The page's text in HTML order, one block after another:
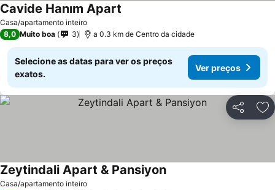
Casa/apartamento inteiro
Cavide Hanım Apart
8,0 Muito boa 3 a 0.3 km de Centro da cidade
Selecione as datas para ver os preços
exatos.
Ver preços
Partilhar
Casa/apartamento inteiro
Zeytindali Apart & PansiyonVer preços